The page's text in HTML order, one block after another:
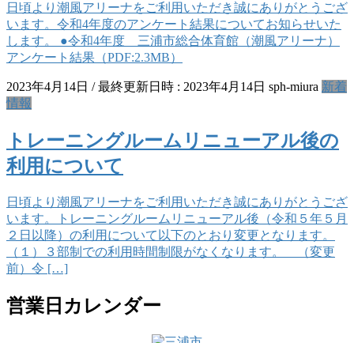
日頃より潮風アリーナをご利用いただき誠にありがとうござ
います。令和4年度のアンケート結果についてお知らせいた
します。 ●令和4年度 三浦市総合体育館（潮風アリーナ）
アンケート結果（PDF:2.3MB）
2023年4月14日 / 最終更新日時 : 2023年4月14日 sph-miura 新着
情報
トレーニングルームリニューアル後の
利用について
日頃より潮風アリーナをご利用いただき誠にありがとうござ
います。トレーニングルームリニューアル後（令和５年５月
２日以降）の利用について以下のとおり変更となります。
（１）３部制での利用時間制限がなくなります。 （変更
前）令 […]
営業日カレンダー